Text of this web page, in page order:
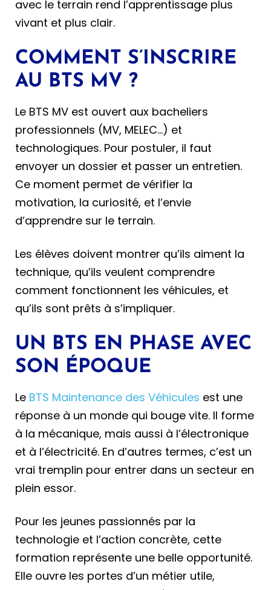
avec le terrain rend l’apprentissage plus
vivant et plus clair.
COMMENT S’INSCRIRE
AU BTS MV ?
Le BTS MV est ouvert aux bacheliers
professionnels (MV, MELEC…) et
technologiques. Pour postuler, il faut
envoyer un dossier et passer un entretien.
Ce moment permet de vérifier la
motivation, la curiosité, et l’envie
d’apprendre sur le terrain.
Les élèves doivent montrer qu’ils aiment la
technique, qu’ils veulent comprendre
comment fonctionnent les véhicules, et
qu’ils sont prêts à s’impliquer.
UN BTS EN PHASE AVEC
SON ÉPOQUE
Le BTS Maintenance des Véhicules est une
réponse à un monde qui bouge vite. Il forme
à la mécanique, mais aussi à l’électronique
et à l’électricité. En d’autres termes, c’est un
vrai tremplin pour entrer dans un secteur en
plein essor.
Pour les jeunes passionnés par la
technologie et l’action concrète, cette
formation représente une belle opportunité.
Elle ouvre les portes d’un métier utile,